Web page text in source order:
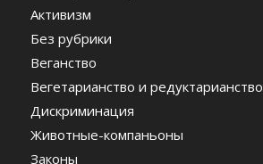
Активизм
Без рубрики
Веганство
Вегетарианство и редуктарианство
Дискриминация
Животные-компаньоны
Законы